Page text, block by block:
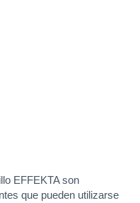
EFFEKTA son
que pueden utilizarse